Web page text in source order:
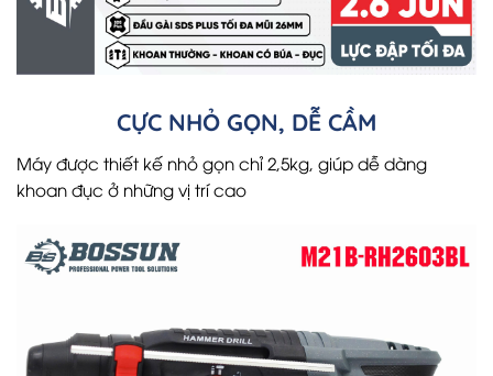
CỰC NHỎ GỌN, DỄ CẦM
Máy được thiết kế nhỏ gọn chỉ 2,5kg, giúp dễ dàng
khoan đục ở những vị trí cao